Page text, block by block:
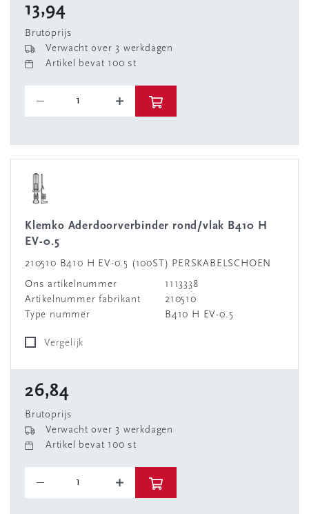
13,94
Brutoprijs
Verwacht over 3 werkdagen
Artikel bevat 100 st
Klemko Aderdoorverbinder rond/vlak B410 H
EV-0.5
210510 B410 H EV-0.5 (100ST) PERSKABELSCHOEN
Ons artikelnummer
1113338
Artikelnummer fabrikant
210510
Type nummer
B410 H EV-0.5
Vergelijk
26,84
Brutoprijs
Verwacht over 3 werkdagen
Artikel bevat 100 st